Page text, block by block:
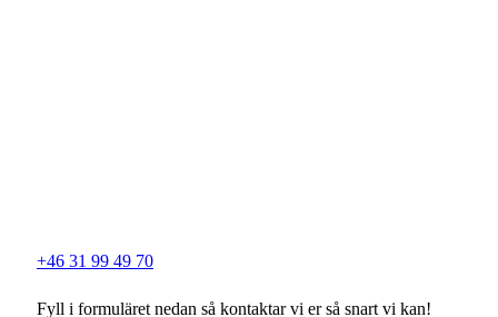
+46 31 99 49 70
Fyll i formuläret nedan så kontaktar vi er så snart vi kan!